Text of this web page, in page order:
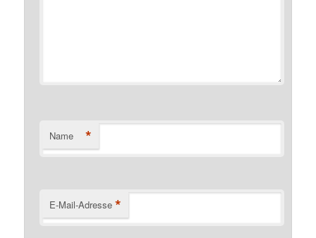
Name *
E-Mail-Adresse *